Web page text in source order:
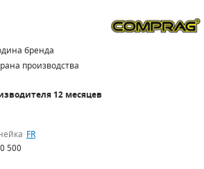
бренда
производства
12 месяцев
FR
500